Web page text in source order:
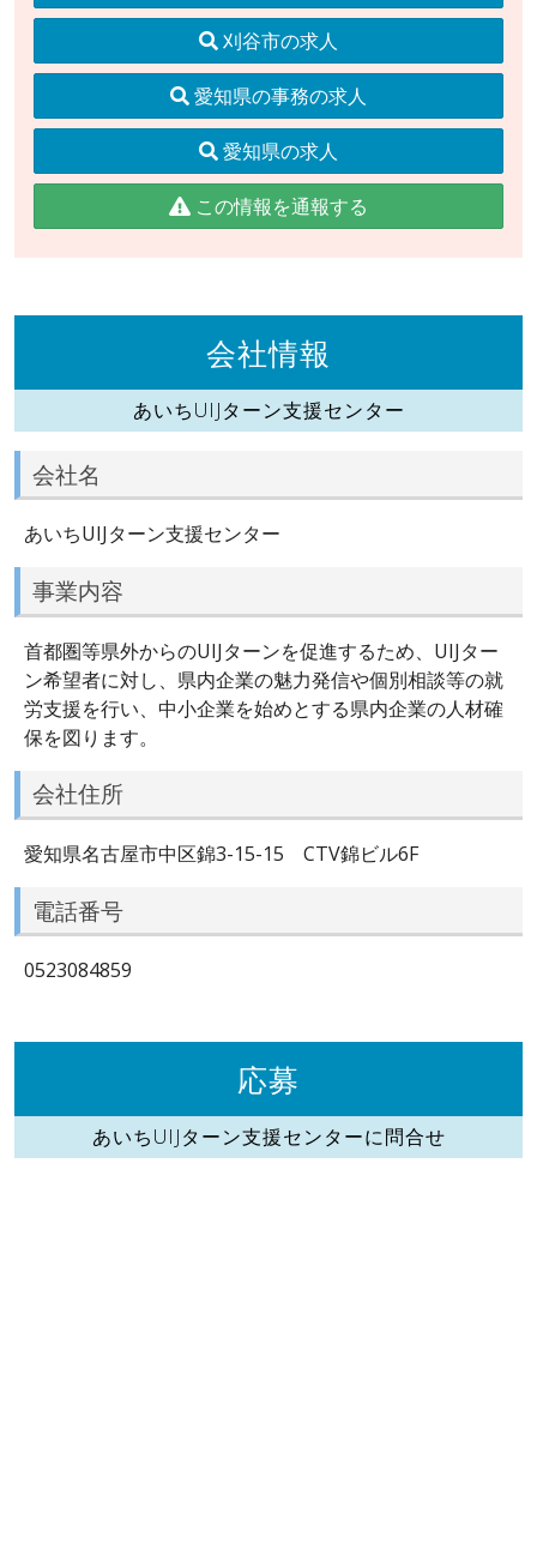
刈谷市の求人
愛知県の事務の求人
愛知県の求人
この情報を通報する
会社情報
あいちUIJターン支援センター
会社名
あいちUIJターン支援センター
事業内容
首都圏等県外からのUIJターンを促進するため、UIJター
ン希望者に対し、県内企業の魅力発信や個別相談等の就
労支援を行い、中小企業を始めとする県内企業の人材確
保を図ります。
会社住所
愛知県名古屋市中区錦3-15-15 CTV錦ビル6F
電話番号
0523084859
応募
あいちUIJターン支援センターに問合せ